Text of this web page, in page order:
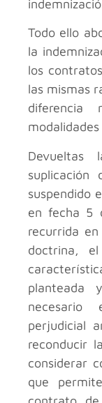
Todo ello
la
los
las mismas
Devueltas
suplicación
suspendido
en fecha 5
recurrida
doctrina,
planteada
necesario
perjudicial
reconducir
considerar
que